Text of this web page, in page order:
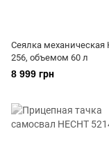
Сеялка механическая
256, объемом 60 л
8 999 грн